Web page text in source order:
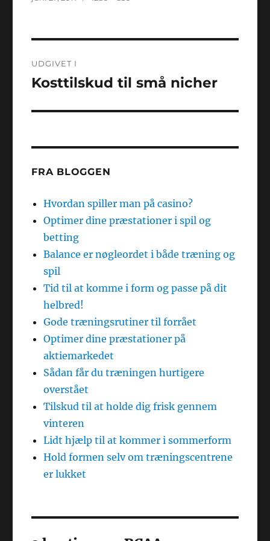
UDGIVET I
Kosttilskud til små nicher
FRA BLOGGEN
Hvordan spiller man på casino?
Optimer dine præstationer i spil og
betting
Balance er nøgleordet i både træning og
spil
Tid til at komme i form og passe på dit
helbred!
Gode træningsrutiner til forrået
Optimer dine præstationer på
aktiemarkedet
Sådan får du træningen hurtigere
overstået
Tilskud til at holde dig frisk gennem
vinteren
Lidt hjælp til at kommer i sommerform
Hold formen selv om træningscentrene
er lukket